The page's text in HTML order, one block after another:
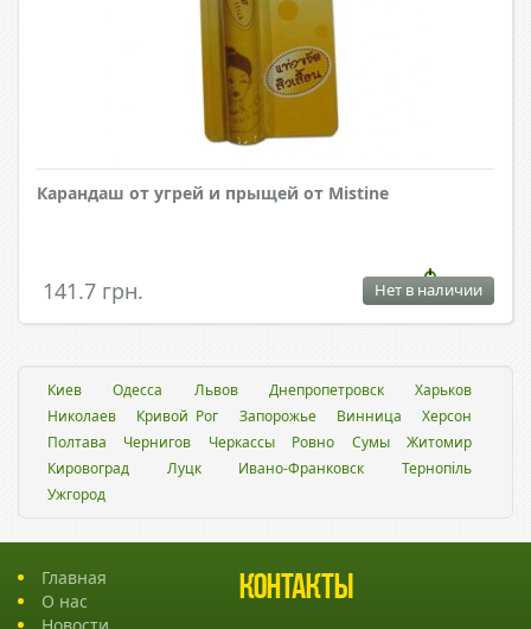
Карандаш от угрей и прыщей от Mistine
141.7 грн. Нет в наличии
Киев Одесса Львов Днепропетровск
Харьков
Николаев
Кривой Рог Запорожье Винница
Херсон
Полтава
Чернигов Черкассы Ровно Сумы
Житомир
Кировоград
Луцк Ивано-Франковск
Тернопіль
Ужгород
Главная
О нас
Контакты